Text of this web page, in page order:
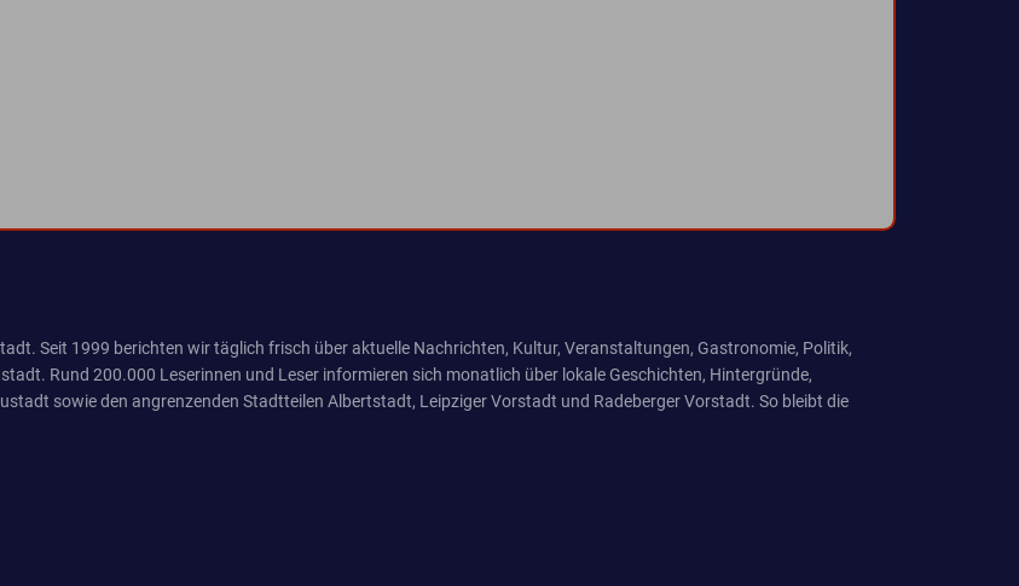
Seit 1999 berichten wir täglich frisch über aktuelle Nachrichten, Kultur, Veranstaltungen, Gastronomie, Politik,
Rund 200.000 Leserinnen und Leser informieren sich monatlich über lokale Geschichten, Hintergründe,
sowie den angrenzenden Stadtteilen Albertstadt, Leipziger Vorstadt und Radeberger Vorstadt. So bleibt die